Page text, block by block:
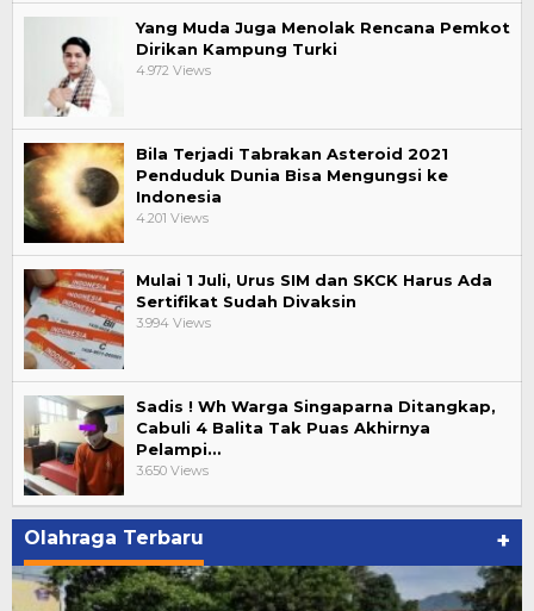
Yang Muda Juga Menolak Rencana Pemkot
Dirikan Kampung Turki
4.972 Views
Bila Terjadi Tabrakan Asteroid 2021
Penduduk Dunia Bisa Mengungsi ke
Indonesia
4.201 Views
Mulai 1 Juli, Urus SIM dan SKCK Harus Ada
Sertifikat Sudah Divaksin
3.994 Views
Sadis ! Wh Warga Singaparna Ditangkap,
Cabuli 4 Balita Tak Puas Akhirnya
Pelampi…
3.650 Views
Olahraga Terbaru +